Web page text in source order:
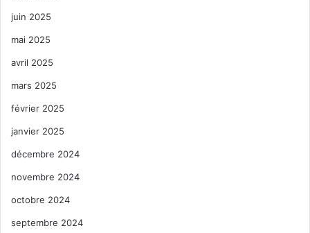
juin 2025
mai 2025
avril 2025
mars 2025
février 2025
janvier 2025
décembre 2024
novembre 2024
octobre 2024
septembre 2024